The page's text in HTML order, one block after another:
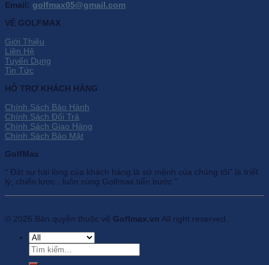
Email: golfmax05@gmail.com
VỀ GOLFMAX
Giới Thiệu
Liên Hệ
Tuyển Dụng
Tin Tức
HỖ TRỢ KHÁCH HÀNG
Chính Sách Bảo Hành
Chính Sách Đổi Trả
Chính Sách Giao Hàng
Chính Sách Bảo Mật
GolfMax
" Đặt sự hài lòng của khách hàng là sứ mệnh của chúng tôi” là triết
lý, chiến lược.. luôn cùng Golfmax tiến bước "
© 2026 Bản quyền thuộc về Goflmax.vn All right reserved.
Tìm
kiếm: